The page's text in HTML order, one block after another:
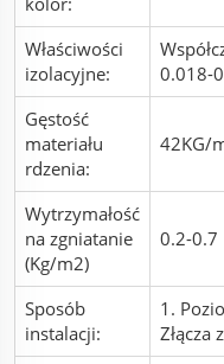
Właściwości
izolacyjne:
0.018-
Gęstość
materiału
rdzenia:
42KG/
Wytrzymałość
na zgniatanie
(Kg/m2)
0.2-0.7
Sposób
instalacji:
1.
Złącza